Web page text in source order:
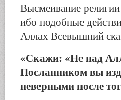
Высмеивание
ибо подобные
Аллах Всевышний
«Скажи: «Не над
Посланником вы
неверными после